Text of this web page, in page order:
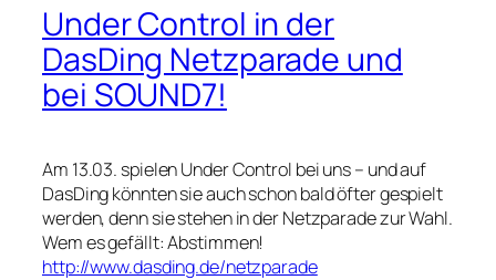
Under Control in der
DasDing Netzparade und
bei SOUND7!
Am 13.03. spielen Under Control bei uns – und auf
DasDing könnten sie auch schon bald öfter gespielt
werden, denn sie stehen in der Netzparade zur Wahl.
Wem es gefällt: Abstimmen!
http://www.dasding.de/netzparade